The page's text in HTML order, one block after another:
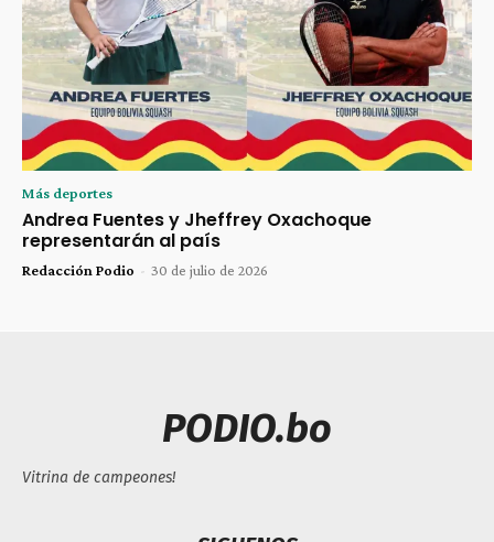
Más deportes
Andrea Fuentes y Jheffrey Oxachoque
representarán al país
Redacción Podio - 30 de julio de 2026
PODIO.bo
Vitrina de campeones!